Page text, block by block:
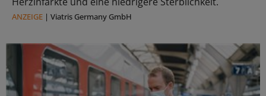
ANZEIGE | Viatris Germany GmbH